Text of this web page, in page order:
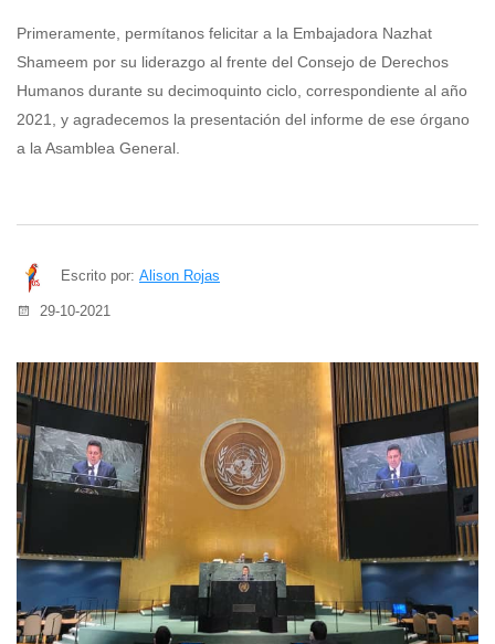
Primeramente, permítanos felicitar a la Embajadora Nazhat
Shameem por su liderazgo al frente del Consejo de Derechos
Humanos durante su decimoquinto ciclo, correspondiente al año
2021, y agradecemos la presentación del informe de ese órgano
a la Asamblea General.
Escrito por: Alison Rojas
29-10-2021